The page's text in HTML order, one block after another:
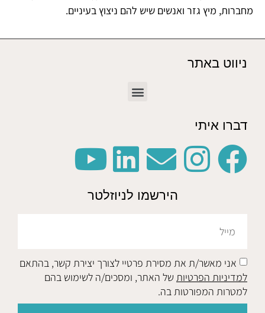
מחברות, מיץ גזר ואנשים שיש להם ניצוץ בעיניים.
ניווט באתר
דברו איתי
הירשמו לניוזלטר
אני מאשר/ת את מסירת פרטיי לצורך יצירת קשר, בהתאם
למדיניות הפרטיות של האתר, ומסכים/ה לשימוש בהם
למטרות המפורטות בה.